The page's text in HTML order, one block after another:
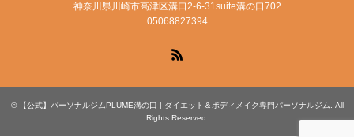
神奈川県川崎市高津区溝口2-6-31suite溝の口702
05068827394
© 【公式】パーソナルジムPLUME溝の口 | ダイエット＆ボディメイク専門パーソナルジム. All
Rights Reserved.